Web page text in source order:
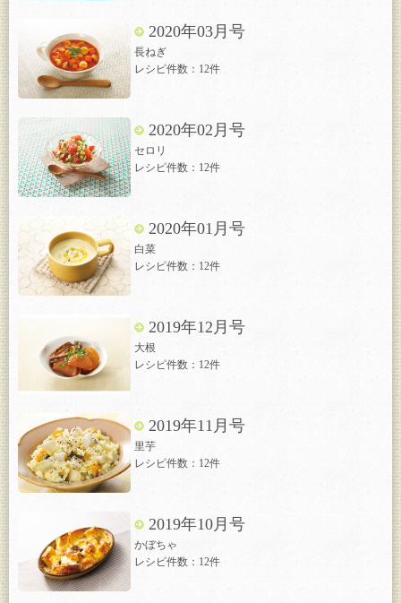
2020年03月号
長ねぎ
レシピ件数：12件
2020年02月号
セロリ
レシピ件数：12件
2020年01月号
白菜
レシピ件数：12件
2019年12月号
大根
レシピ件数：12件
2019年11月号
里芋
レシピ件数：12件
2019年10月号
かぼちゃ
レシピ件数：12件